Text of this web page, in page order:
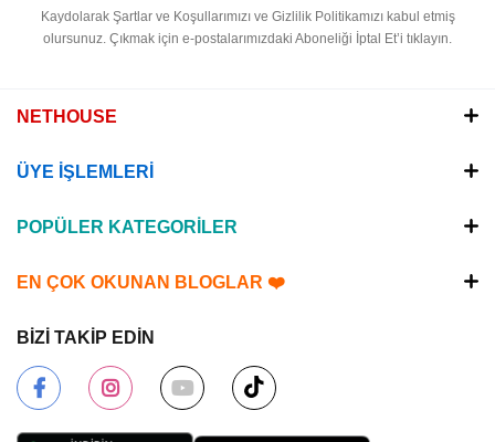
Kaydolarak Şartlar ve Koşullarımızı ve Gizlilik Politikamızı kabul etmiş
olursunuz. Çıkmak için e-postalarımızdaki Aboneliği İptal Et’i tıklayın.
NETHOUSE
ÜYE İŞLEMLERİ
POPÜLER KATEGORİLER
EN ÇOK OKUNAN BLOGLAR ❤️
BİZİ TAKİP EDİN